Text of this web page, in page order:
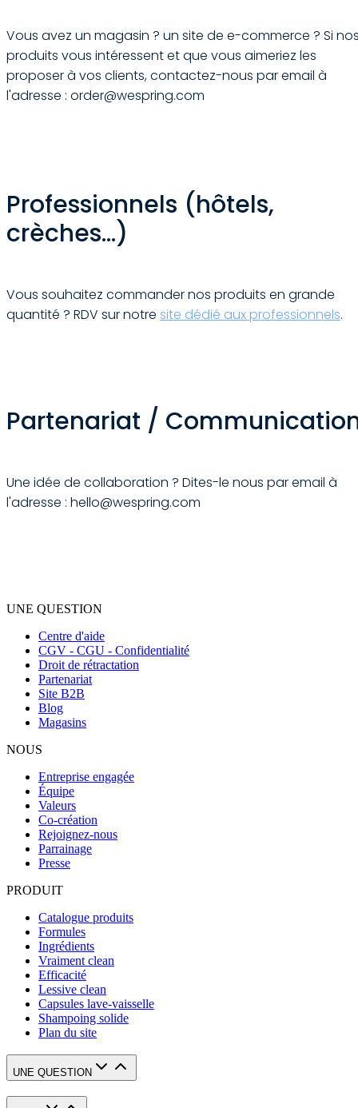
Vous avez un magasin ? un site de e-commerce ? Si
produits vous intéressent et que vous aimeriez les
proposer à vos clients, contactez-nous par email à
l'adresse : order@wespring.com
Professionnels (hôtels,
crèches...)
Vous souhaitez commander nos produits en grande
quantité ? RDV sur notre site dédié aux professionnels.
Partenariat /
Une idée de collaboration ? Dites-le nous par email à
l'adresse : hello@wespring.com
UNE QUESTION
Centre d'aide
CGV - CGU - Confidentialité
Droit de rétractation
Partenariat
Site B2B
Blog
Magasins
NOUS
Entreprise engagée
Équipe
Valeurs
Co-création
Rejoignez-nous
Parrainage
Presse
PRODUIT
Catalogue produits
Formules
Ingrédients
Vraiment clean
Efficacité
Lessive clean
Capsules lave-vaisselle
Shampoing solide
Plan du site
UNE QUESTION